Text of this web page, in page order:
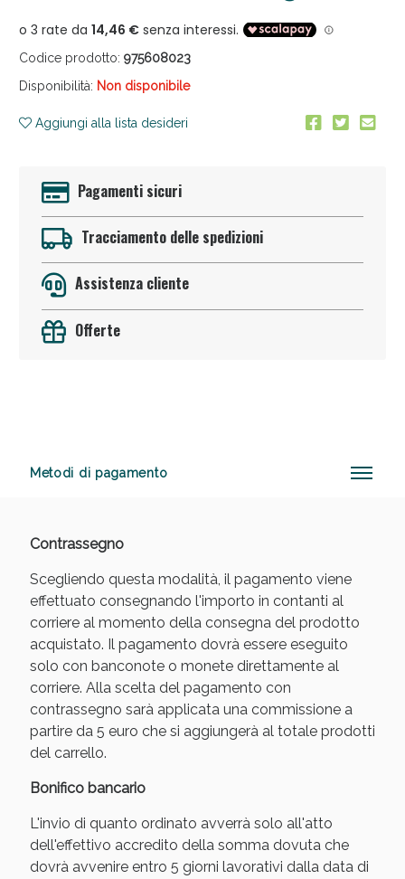
Codice prodotto: 975608023
Disponibilità: Non disponibile
Aggiungi alla lista desideri
Pagamenti sicuri
Tracciamento delle spedizioni
Assistenza cliente
Offerte
Metodi di pagamento
Contrassegno
Scegliendo questa modalità, il pagamento viene
effettuato consegnando l'importo in contanti al
corriere al momento della consegna del prodotto
acquistato. Il pagamento dovrà essere eseguito
solo con banconote o monete direttamente al
corriere. Alla scelta del pagamento con
contrassegno sarà applicata una commissione a
partire da 5 euro che si aggiungerà al totale prodotti
del carrello.
Bonifico bancario
L'invio di quanto ordinato avverrà solo all'atto
dell'effettivo accredito della somma dovuta che
dovrà avvenire entro 5 giorni lavorativi dalla data di
Anticellulite e Fanghi: Sconto fino al 40% valido